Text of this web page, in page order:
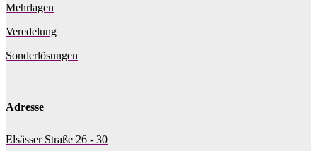
Mehrlagen
Veredelung
Sonderlösungen
Adresse
Elsässer Straße 26 - 30